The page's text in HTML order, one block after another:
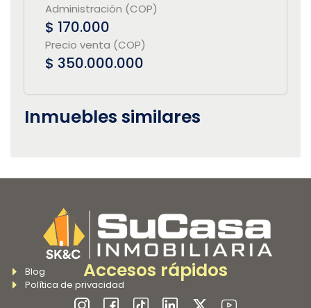
Administración (COP)
$ 170.000
Precio venta (COP)
$ 350.000.000
Inmuebles similares
Accesos rápidos
Blog
Política de privacidad